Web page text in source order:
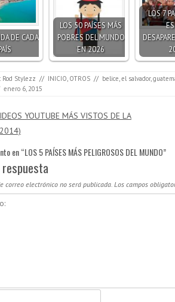
DE CADA
LOS 50 PAÍSES MÁS
POBRES DEL MUNDO
EN 2026
LOS 7
Rod Stylezz // INICIO OTROS // belice el salvador,
enero 6, 2015
entradasYOUTUBE MÁS VISTOS DE LA
en “LOS 5 PAÍSES MÁS PELIGROSOS DEL MUNDO”
correo electrónico no será publicada. Los campos